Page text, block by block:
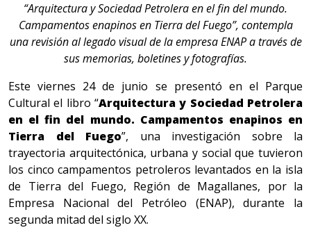
“Arquitectura y Sociedad Petrolera en el fin del mundo.
Campamentos enapinos en Tierra del Fuego”, contempla
una revisión al legado visual de la empresa ENAP a través de
sus memorias, boletines y fotografías.
Este viernes 24 de junio se presentó en el Parque
Cultural el libro “Arquitectura y Sociedad Petrolera
en el fin del mundo. Campamentos enapinos en
Tierra del Fuego”, una investigación sobre la
trayectoria arquitectónica, urbana y social que tuvieron
los cinco campamentos petroleros levantados en la isla
de Tierra del Fuego, Región de Magallanes, por la
Empresa Nacional del Petróleo (ENAP), durante la
segunda mitad del siglo XX.